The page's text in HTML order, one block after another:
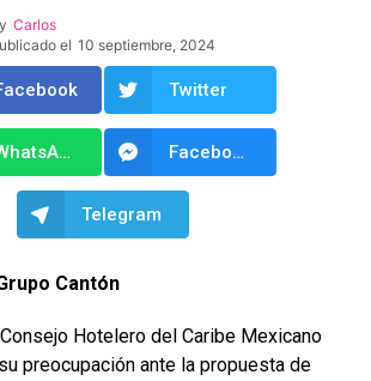
Carlos
el 10 septiembre, 2024
Twitter
WhatsApp Facebook Messenger
Telegram
Cantón
Consejo Hotelero del Caribe Mexicano
preocupación ante la propuesta de